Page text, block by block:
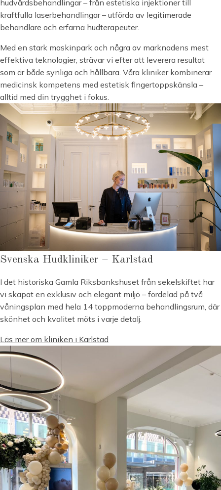
hudvårdsbehandlingar – från estetiska injektioner till
kraftfulla laserbehandlingar – utförda av legitimerade
behandlare och erfarna hudterapeuter.
Med en stark maskinpark och några av marknadens mest
effektiva teknologier, strävar vi efter att leverera resultat
som är både synliga och hållbara. Våra kliniker kombinerar
medicinsk kompetens med estetisk fingertoppskänsla –
alltid med din trygghet i fokus.
Svenska Hudkliniker – Karlstad
I det historiska Gamla Riksbankshuset från sekelskiftet har
vi skapat en exklusiv och elegant miljö – fördelad på två
våningsplan med hela 14 toppmoderna behandlingsrum, där
skönhet och kvalitet möts i varje detalj.
Läs mer om kliniken i Karlstad